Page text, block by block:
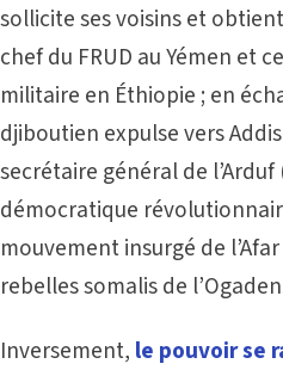
sollicite ses voisins et
chef du FRUD au Yémen et
militaire en Éthiopie ; en
djiboutien expulse vers
secrétaire général de
démocratique
mouvement insurgé de
rebelles somalis de
Inversement, le pouvoir se